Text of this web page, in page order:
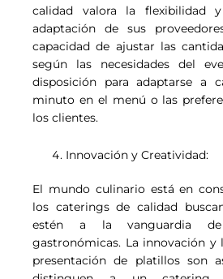
calidad valora la flexibilidad
adaptación de sus
capacidad de ajustar las
según las necesidades del
disposición para adaptarse a
minuto en el menú o las
los clientes.
Innovación y Creatividad:
El mundo culinario está en
los caterings de calidad
estén a la vanguardia de
gastronómicas. La innovación y
presentación de platillos son